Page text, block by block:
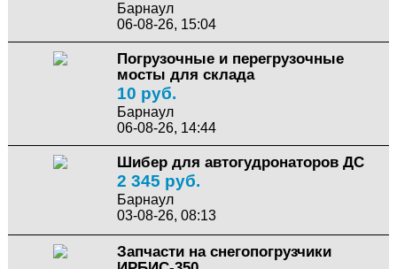
Барнаул
06-08-26, 15:04
Погрузочные и перегрузочные
мосты для склада
10 руб.
Барнаул
06-08-26, 14:44
Шибер для автогудронаторов ДС
2 345 руб.
Барнаул
03-08-26, 08:13
Запчасти на снегопогрузчики